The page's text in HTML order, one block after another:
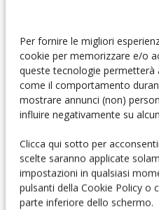
Per fornire le migliori
cookie per memorizzare e/o
queste tecnologie permetterà
come il comportamento
mostrare annunci (non)
influire negativamente su
Clicca qui sotto per
scelte saranno applicate
impostazioni in qualsiasi
pulsanti della Cookie Policy o
parte inferiore dello schermo.